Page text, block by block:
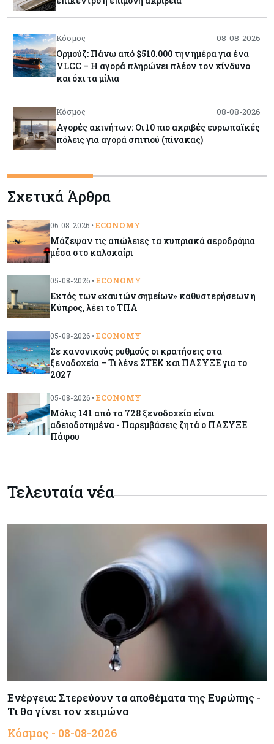
Κόσμος 08-08-2026
Ορμούζ: Πάνω από $510.000 την ημέρα για ένα
VLCC – Η αγορά πληρώνει πλέον τον κίνδυνο
και όχι τα μίλια
Κόσμος 08-08-2026
Αγορές ακινήτων: Οι 10 πιο ακριβές ευρωπαϊκές
πόλεις για αγορά σπιτιού (πίνακας)
Κόσμος 08-08-2026
Οι πυρκαγιές κατακαίνε την Ευρώπη, αλλά οι
ζημιές δεν είναι ασφαλισμένες
Κόσμος 08-08-2026
Γιατί οι κεντρικές τράπεζες αφήνουν τις αγορές
Κόσμος
Κόσμος
και οι προκλήσεις
Κόσμος
M&A μεσαίας αγοράς
Πιο ισχυρό το κυπριακό διαβατήριο το 2026
Meridiam–GSI: Τι προκύπτει – και τι όχι – από
την απάντηση της Κομισιόν
Κόσμος
Φορολογικά κίνητρα για επαναπατρισμό
Σχετικά Άρθρα
06-08-2026 • ECONOMY
Μάζεψαν τις απώλειες τα κυπριακά αεροδρόμια
μέσα στο καλοκαίρι
05-08-2026 • ECONOMY
Εκτός των «καυτών σημείων» καθυστερήσεων η
Κύπρος, λέει το ΤΠΑ
05-08-2026 • ECONOMY
Σε κανονικούς ρυθμούς οι κρατήσεις στα
ξενοδοχεία – Τι λένε ΣΤΕΚ και ΠΑΣΥΞΕ για το
2027
05-08-2026 • ECONOMY
Μόλις 141 από τα 728 ξενοδοχεία είναι
αδειοδοτημένα - Παρεμβάσεις ζητά ο ΠΑΣΥΞΕ
Πάφου
Τελευταία νέα
Ενέργεια: Στερεύουν τα αποθέματα της Ευρώπης -
Τι θα γίνει τον χειμώνα
Κόσμος - 08-08-2026